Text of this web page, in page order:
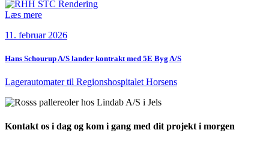
Læs mere
11. februar 2026
Hans Schourup A/S lander kontrakt med 5E Byg A/S
Lagerautomater til Regionshospitalet Horsens
Kontakt os i dag og kom i gang med dit projekt i morgen